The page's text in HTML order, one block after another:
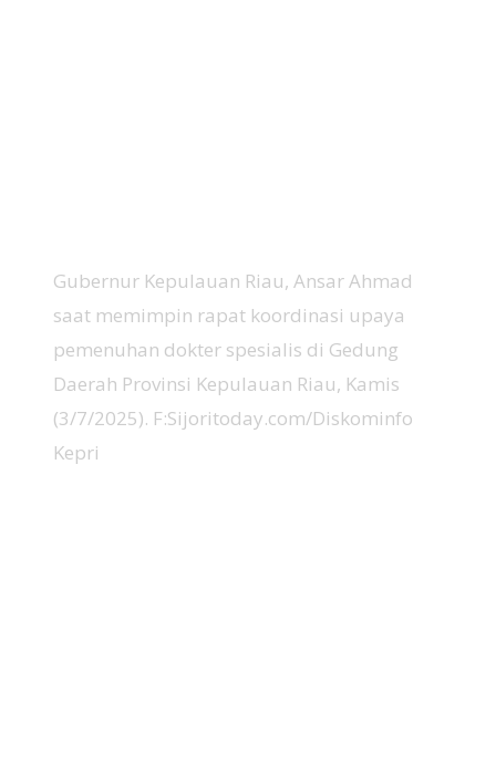
Gubernur Kepulauan Riau, Ansar Ahmad
saat memimpin rapat koordinasi upaya
pemenuhan dokter spesialis di Gedung
Daerah Provinsi Kepulauan Riau, Kamis
(3/7/2025). F:Sijoritoday.com/Diskominfo
Kepri